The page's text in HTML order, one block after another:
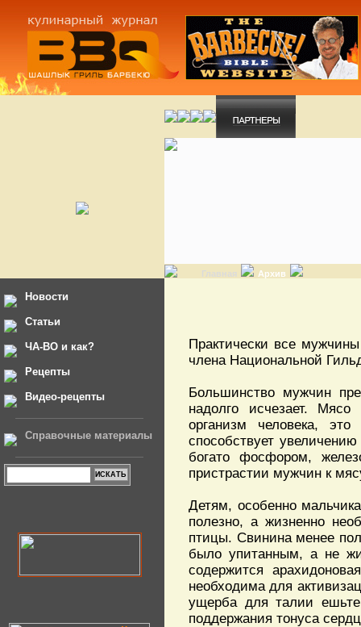
Главная Архив
Новости
Статьи
ЧА-ВО и как?
Рецепты
Видео-рецепты
Справочные материалы
Практически все
члена Национальной
Большинство мужчин
надолго исчезает.
организм человека,
способствует
богато фосфором,
пристрастии мужчин к
Детям, особенно
полезно, а жизненно
птицы. Свинина менее
было упитанным, а не
содержится
необходима для
ущерба для талии
поддержания тонуса